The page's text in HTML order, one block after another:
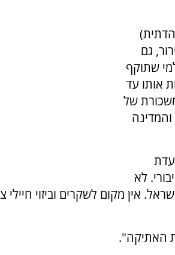
הדתית)
גם
שתוקף
אותו עד
של
לא
‏אין מקום לשקרים וביזוי חיילי
האתיקה".